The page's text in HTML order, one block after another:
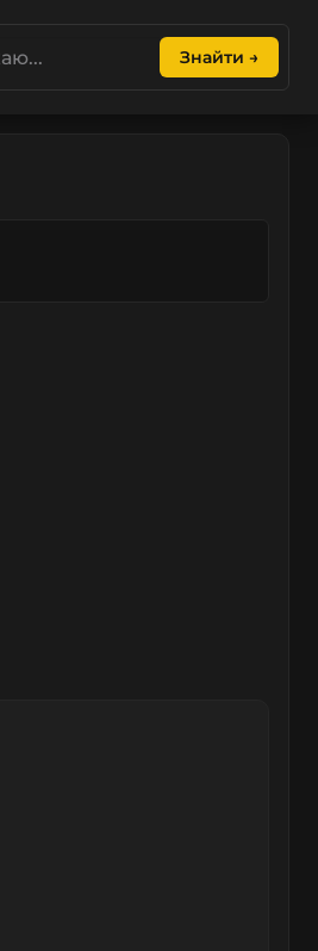
Знайти →